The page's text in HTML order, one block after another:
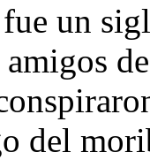
un
amigos
del